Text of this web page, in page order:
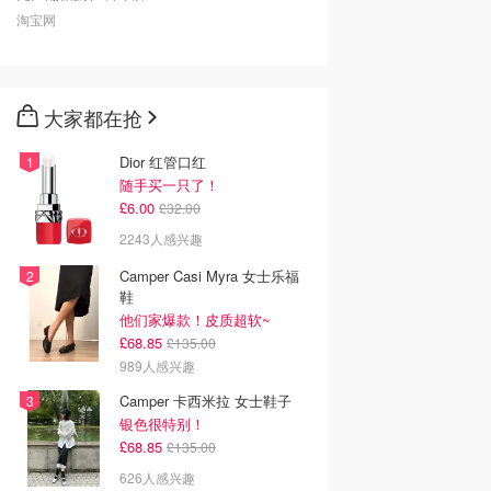
液态蛙胶DIY烘培工具
淘宝网
大家都在抢
Dior 红管口红
随手买一只了！
£6.00 £32.00
2243人感兴趣
Camper Casi Myra 女士乐福
鞋
他们家爆款！皮质超软~
£68.85 £135.00
989人感兴趣
Camper 卡西米拉 女士鞋子
银色很特别！
£68.85 £135.00
626人感兴趣